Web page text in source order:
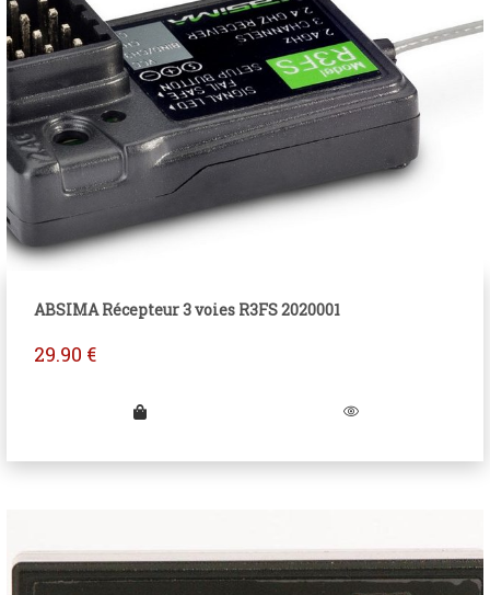
ABSIMA Récepteur 3 voies R3FS 2020001
29.90 €